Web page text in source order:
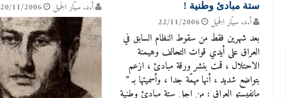
ستة مبادئ وطنية !
أ.د. سيّار الجَميل 22/11/2006
بعد شهرين فقط من سقوط النظام السابق في
العراق على أيدي قوات التحالف وهيمنة
الاحتلال ، قمت بنشر ورقة مبادئ ، ازعم
بتواضع شديد ، أنها مهمّة جدا ، وأسميتها بـ ”
مانفيستو العراق : من اجل ستة مبادئ وطنية
أ.د. سيّار الجَميل 20/11/2006